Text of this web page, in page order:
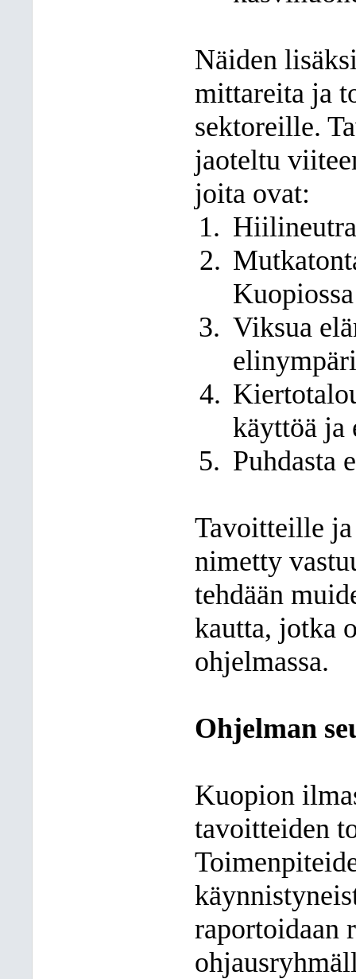
Näiden
mittareita ja
sektoreille.
jaoteltu
joita ovat:
Kuopiossa
Viksua
käyttöä ja
Puhdasta
Tavoitteille
nimetty
tehdään
kautta, jotka
ohjelmassa.
Ohjelman
Kuopion
tavoitteiden
raportoidaan